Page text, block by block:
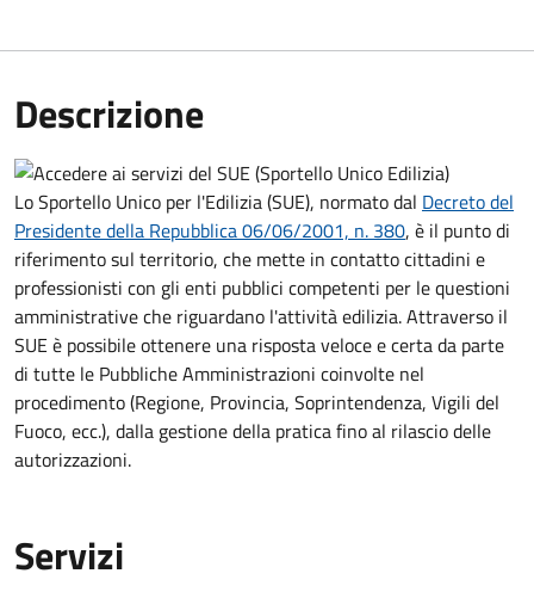
Descrizione
Lo Sportello Unico per l'Edilizia (SUE), normato dal Decreto del
Presidente della Repubblica 06/06/2001, n. 380, è il punto di
riferimento sul territorio, che mette in contatto cittadini e
professionisti con gli enti pubblici competenti per le questioni
amministrative che riguardano l'attività edilizia. Attraverso il
SUE è possibile ottenere una risposta veloce e certa da parte
di tutte le Pubbliche Amministrazioni coinvolte nel
procedimento (Regione, Provincia, Soprintendenza, Vigili del
Fuoco, ecc.), dalla gestione della pratica fino al rilascio delle
autorizzazioni.
Servizi